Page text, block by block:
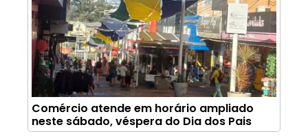
Comércio atende em horário ampliado
neste sábado, véspera do Dia dos Pais